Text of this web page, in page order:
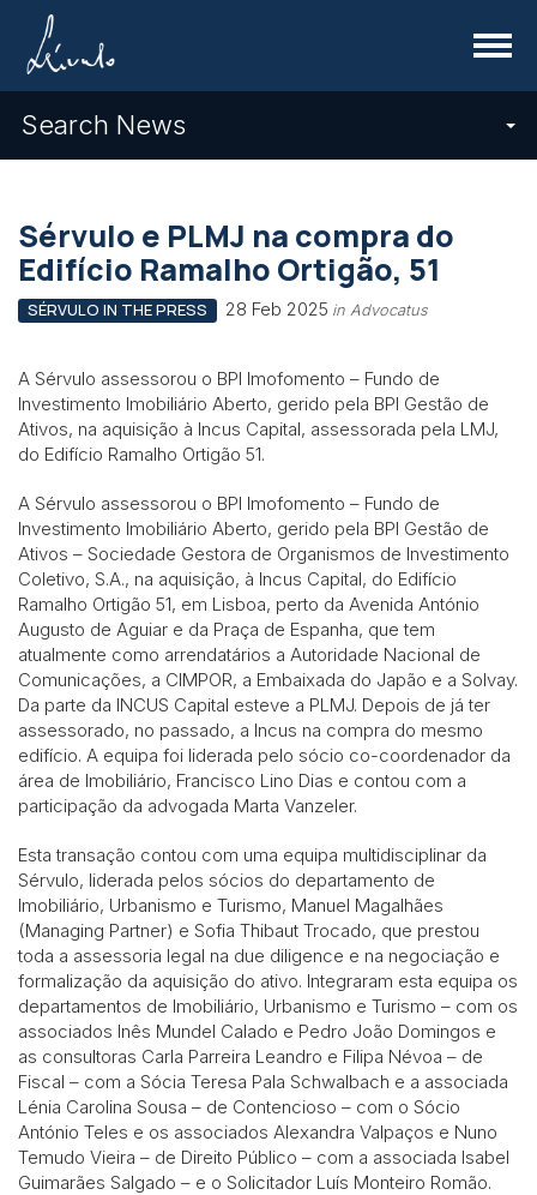
Menu
Search News
Sérvulo e PLMJ na compra do
Edifício Ramalho Ortigão, 51
SÉRVULO IN THE PRESS 28 Feb 2025 in Advocatus
A Sérvulo assessorou o BPI Imofomento – Fundo de
Investimento Imobiliário Aberto, gerido pela BPI Gestão de
Ativos, na aquisição à Incus Capital, assessorada pela LMJ,
do Edifício Ramalho Ortigão 51.
A Sérvulo assessorou o BPI Imofomento – Fundo de
Investimento Imobiliário Aberto, gerido pela BPI Gestão de
Ativos – Sociedade Gestora de Organismos de Investimento
Coletivo, S.A., na aquisição, à Incus Capital, do Edifício
Ramalho Ortigão 51, em Lisboa, perto da Avenida António
Augusto de Aguiar e da Praça de Espanha, que tem
atualmente como arrendatários a Autoridade Nacional de
Comunicações, a CIMPOR, a Embaixada do Japão e a Solvay.
Da parte da INCUS Capital esteve a PLMJ. Depois de já ter
assessorado, no passado, a Incus na compra do mesmo
edifício. A equipa foi liderada pelo sócio co-coordenador da
área de Imobiliário, Francisco Lino Dias e contou com a
participação da advogada Marta Vanzeler.
Esta transação contou com uma equipa multidisciplinar da
Sérvulo, liderada pelos sócios do departamento de
Imobiliário, Urbanismo e Turismo, Manuel Magalhães
(Managing Partner) e Sofia Thibaut Trocado, que prestou
toda a assessoria legal na due diligence e na negociação e
formalização da aquisição do ativo. Integraram esta equipa os
departamentos de Imobiliário, Urbanismo e Turismo – com os
associados Inês Mundel Calado e Pedro João Domingos e
as consultoras Carla Parreira Leandro e Filipa Névoa – de
Fiscal – com a Sócia Teresa Pala Schwalbach e a associada
Lénia Carolina Sousa – de Contencioso – com o Sócio
António Teles e os associados Alexandra Valpaços e Nuno
Temudo Vieira – de Direito Público – com a associada Isabel
Guimarães Salgado – e o Solicitador Luís Monteiro Romão.